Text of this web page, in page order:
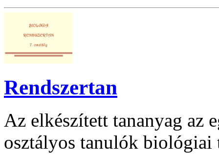
Rendszertan
Az elkészített tananyag az
osztályos tanulók biológiai